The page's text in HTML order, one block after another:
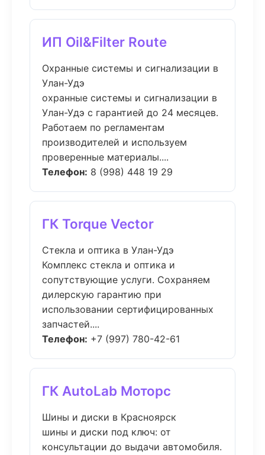
ИП Oil&Filter Route
Охранные системы и сигнализации в
Улан-Удэ
охранные системы и сигнализации в
Улан-Удэ с гарантией до 24 месяцев.
Работаем по регламентам
производителей и используем
проверенные материалы....
Телефон: 8 (998) 448 19 29
ГК Torque Vector
Стекла и оптика в Улан-Удэ
Комплекс стекла и оптика и
сопутствующие услуги. Сохраняем
дилерскую гарантию при
использовании сертифицированных
запчастей....
Телефон: +7 (997) 780-42-61
ГК AutoLab Моторс
Шины и диски в Красноярск
шины и диски под ключ: от
консультации до выдачи автомобиля.